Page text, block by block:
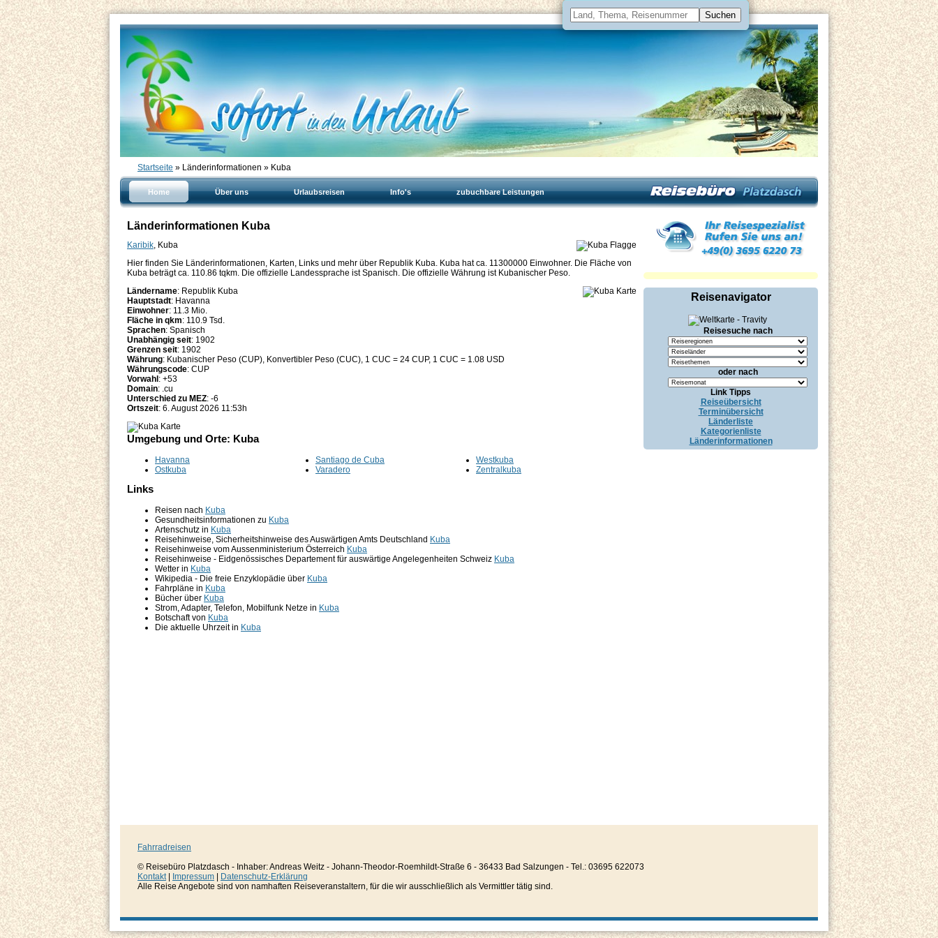
Startseite » Länderinformationen » Kuba
Home Über uns Urlaubsreisen Info's zubuchbare Leistungen
Länderinformationen Kuba
Karibik , Kuba
Hier finden Sie Länderinformationen, Karten, Links und mehr über Republik Kuba. Kuba hat ca. 11300000 Einwohner. Die Fläche von
Kuba beträgt ca. 110.86 tqkm. Die offizielle Landessprache ist Spanisch. Die offizielle Währung ist Kubanischer Peso.
Ländername: Republik Kuba
Hauptstadt: Havanna
Einwohner: 11.3 Mio.
Fläche in qkm: 110.9 Tsd.
Sprachen: Spanisch
Unabhängig seit: 1902
Grenzen seit: 1902
Währung: Kubanischer Peso (CUP), Konvertibler Peso (CUC), 1 CUC = 24 CUP, 1 CUC = 1.08 USD
Währungscode: CUP
Vorwahl: +53
Domain: .cu
Unterschied zu MEZ: -6
Ortszeit: 6. August 2026 11:53h
Umgebung und Orte: Kuba
Havanna
Ostkuba
Santiago de Cuba
Varadero
Westkuba
Zentralkuba
Links
Reisen nach Kuba
Gesundheitsinformationen zu Kuba
Artenschutz in Kuba
Reisehinweise, Sicherheitshinweise des Auswärtigen Amts Deutschland Kuba
Reisehinweise vom Aussenministerium Österreich Kuba
Reisehinweise - Eidgenössisches Departement für auswärtige Angelegenheiten Schweiz Kuba
Wetter in Kuba
Wikipedia - Die freie Enzyklopädie über Kuba
Fahrpläne in Kuba
Bücher über Kuba
Strom, Adapter, Telefon, Mobilfunk Netze in Kuba
Botschaft von Kuba
Die aktuelle Uhrzeit in Kuba
Reisenavigator
Reisesuche nach
oder nach
Link Tipps
Reiseübersicht
Terminübersicht
Länderliste
Kategorienliste
Länderinformationen
Fahrradreisen
© Reisebüro Platzdasch - Inhaber: Andreas Weitz - Johann-Theodor-Roemhildt-Straße 6 - 36433 Bad Salzungen - Tel.: 03695 622073
Kontakt| Impressum
Datenschutz-Erklärung
Alle Reise Angebote sind von namhaften Reiseveranstaltern, für die wir ausschließlich als Vermittler tätig sind.